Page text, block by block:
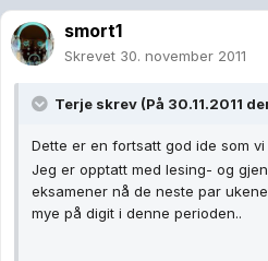
smort1
Skrevet 30. november 2011
Terje skrev (På 30.11.2011
Dette er en fortsatt god ide som
Jeg er opptatt med lesing- og
eksamener nå de neste par
mye på digit i denne perioden..